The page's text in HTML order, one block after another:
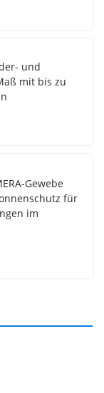
und
mit bis zu
Gewebe
für
im